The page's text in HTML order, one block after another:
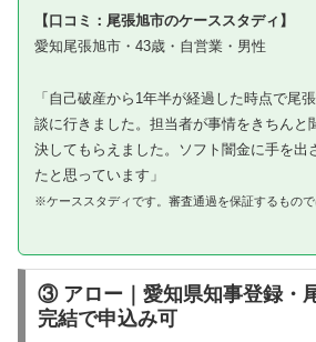
【口コミ：尾張旭市のケーススタディ】
愛知尾張旭市・43歳・自営業・男性
「自己破産から1年半が経過した時点で尾
談に行きました。担当者が事情をきちんと
決してもらえました。ソフト闇金に手を出
たと思っています」
※ケーススタディです。審査通過を保証するもの
③ アロー｜愛知県知事登録・
完結で申込み可